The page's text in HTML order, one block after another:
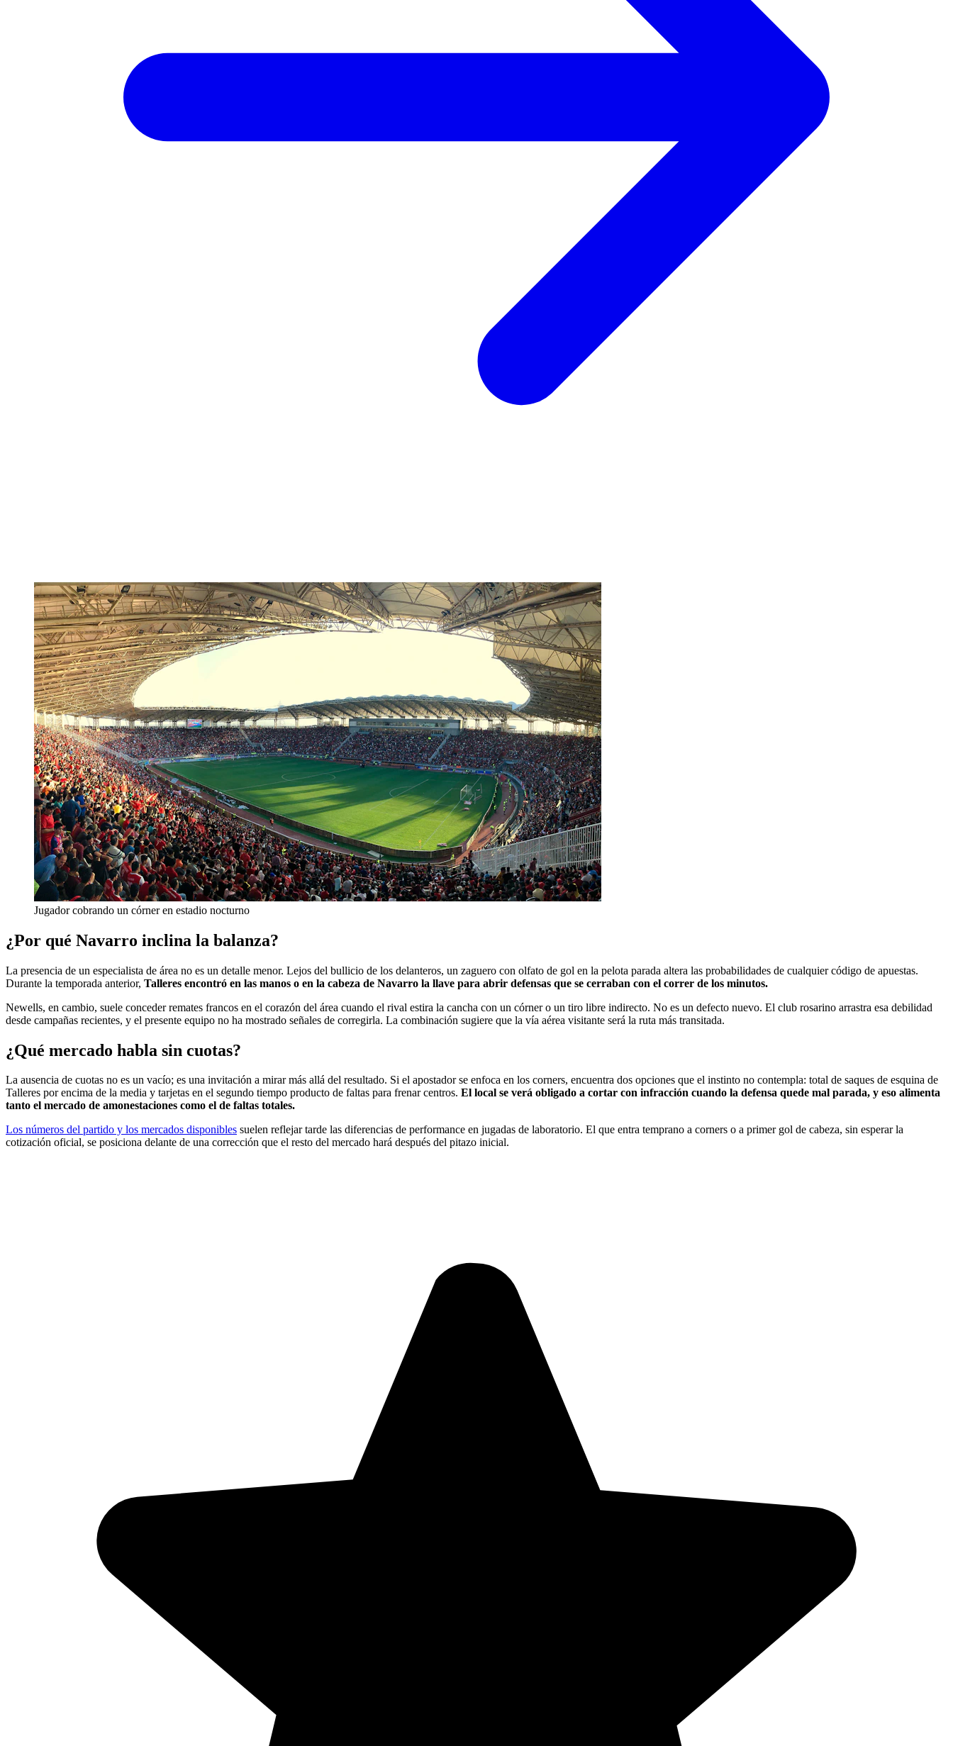
Jugador cobrando un córner en estadio nocturno
¿Por qué Navarro inclina la balanza?
La presencia de un especialista de área no es un detalle menor. Lejos del bullicio de los delanteros, un zaguero con olfato de gol en la pelota parada altera las probabilidades de cualquier código de apuestas.
Durante la temporada anterior, Talleres encontró en las manos o en la cabeza de Navarro la llave para abrir defensas que se cerraban con el correr de los minutos.
Newells, en cambio, suele conceder remates francos en el corazón del área cuando el rival estira la cancha con un córner o un tiro libre indirecto. No es un defecto nuevo. El club rosarino arrastra esa debilidad
desde campañas recientes, y el presente equipo no ha mostrado señales de corregirla. La combinación sugiere que la vía aérea visitante será la ruta más transitada.
¿Qué mercado habla sin cuotas?
La ausencia de cuotas no es un vacío; es una invitación a mirar más allá del resultado. Si el apostador se enfoca en los corners, encuentra dos opciones que el instinto no contempla: total de saques de esquina de
Talleres por encima de la media y tarjetas en el segundo tiempo producto de faltas para frenar centros. El local se verá obligado a cortar con infracción cuando la defensa quede mal parada, y eso alimenta
tanto el mercado de amonestaciones como el de faltas totales.
Los números del partido y los mercados disponibles suelen reflejar tarde las diferencias de performance en jugadas de laboratorio. El que entra temprano a corners o a primer gol de cabeza, sin esperar la
cotización oficial, se posiciona delante de una corrección que el resto del mercado hará después del pitazo inicial.